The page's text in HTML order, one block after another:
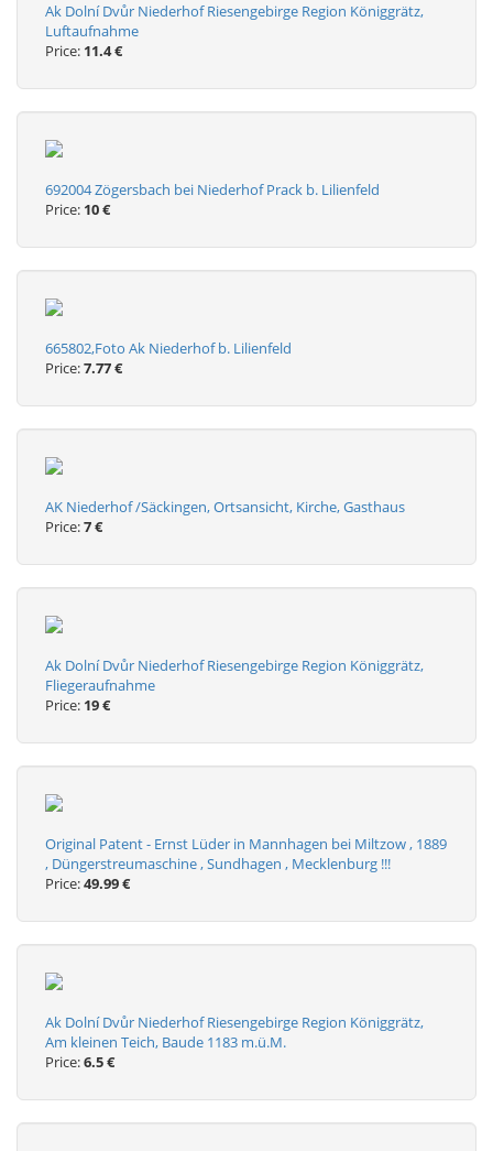
Ak Dolní Dvůr Niederhof Riesengebirge Region Königgrätz,
Luftaufnahme
Price: 11.4 €
692004 Zögersbach bei Niederhof Prack b. Lilienfeld
Price: 10 €
665802,Foto Ak Niederhof b. Lilienfeld
Price:7.77 €
AK Niederhof /Säckingen, Ortsansicht, Kirche, Gasthaus
Price:7 €
Ak Dolní Dvůr Niederhof Riesengebirge Region Königgrätz,
Fliegeraufnahme
Price: 19 €
Original Patent - Ernst Lüder in Mannhagen bei Miltzow , 1889
, Düngerstreumaschine , Sundhagen , Mecklenburg !!!
Price:49.99 €
Ak Dolní Dvůr Niederhof Riesengebirge Region Königgrätz,
Am kleinen Teich, Baude 1183 m.ü.M.
Price:6.5 €